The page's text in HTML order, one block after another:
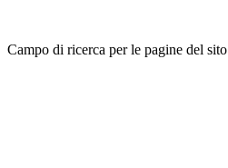
Campo di ricerca per le pagine del sito